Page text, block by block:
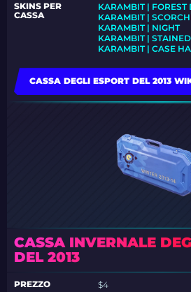
SKINS PER
CASSA
KARAMBIT | FOREST
KARAMBIT |
KARAMBIT | NIGHT
KARAMBIT | STAINED
KARAMBIT | CASE
CASSA DEGLI ESPORT DEL 2013
CASSA INVERNALE
DEL 2013
PREZZO
$4